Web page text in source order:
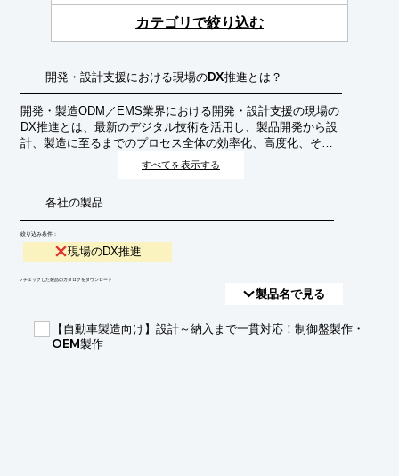
カテゴリで絞り込む
開発・設計支援における現場のDX推進とは？
開発・製造ODM／EMS業界における開発・設計支援の現場の
DX推進とは、最新のデジタル技術を活用し、製品開発から設
計、製造に至るまでのプロセス全体の効率化、高度化、そし
て新たな価値創造を目指す取り組みです。これにより、リー
ドタイムの短縮、品質向上、コスト削減、そして顧客満足度
すべてを表示する
各社の製品
絞り込み条件：
現場のDX推進
​▼チェックした製品のカタログをダウンロード
製品名で見る
【自動車製造向け】設計～納入まで一貫対応！制御盤製作・
OEM製作